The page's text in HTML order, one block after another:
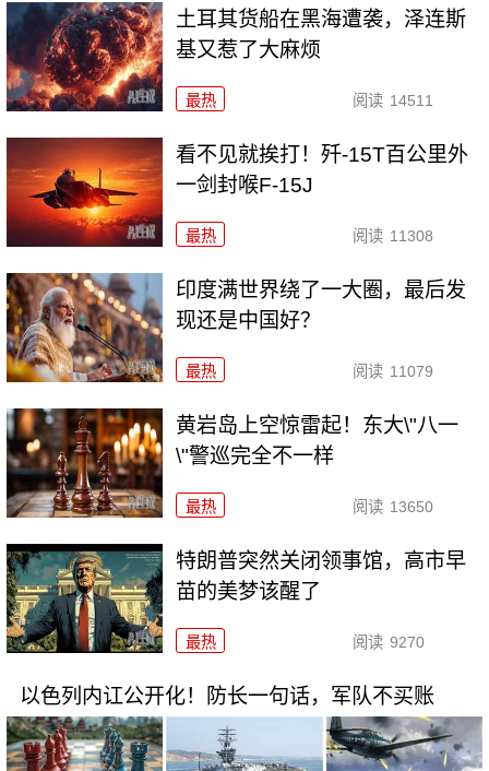
土耳其货船在黑海遭袭，泽连斯
基又惹了大麻烦
最热 阅读 14511
看不见就挨打！歼-15T百公里外
一剑封喉F-15J
最热 阅读 11308
印度满世界绕了一大圈，最后发
现还是中国好？
最热 阅读 11079
黄岩岛上空惊雷起！东大\"八一
\"警巡完全不一样
最热 阅读 13650
特朗普突然关闭领事馆，高市早
苗的美梦该醒了
最热 阅读 9270
以色列内讧公开化！防长一句话，军队不买账